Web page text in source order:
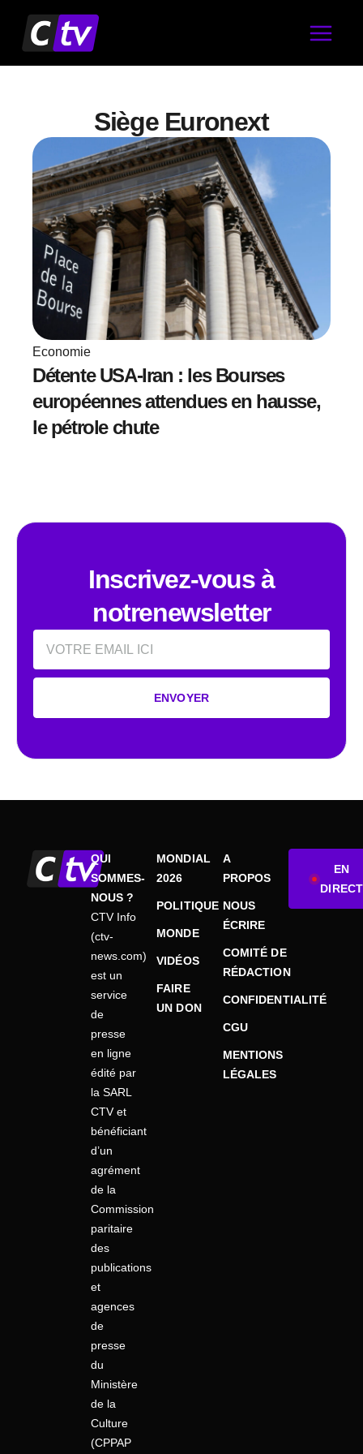
contenu
Siège Euronext
Economie
Détente USA-Iran : les Bourses
européennes attendues en hausse,
le pétrole chute
Inscrivez-vous à
notrenewsletter
Email
ENVOYER
QUI
SOMMES-
NOUS ?
CTV Info
(ctv-
news.com)
est un
service
de
presse
en ligne
édité par
la SARL
CTV et
bénéficiant
d’un
agrément
de la
Commission
paritaire
des
publications
et
agences
de
presse
du
Ministère
de la
Culture
(CPPAP
MONDIAL
2026
POLITIQUE
MONDE
VIDÉOS
FAIRE
UN DON
A
PROPOS
NOUS
ÉCRIRE
COMITÉ DE
RÉDACTION
CONFIDENTIALITÉ
CGU
MENTIONS
LÉGALES
EN
DIRECT